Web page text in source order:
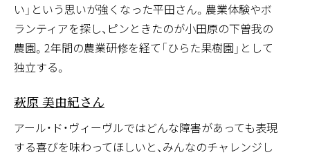
い」という思いが強くなった平田さん。農業体験やボ
ランティアを探し、ピンときたのが小田原の下曽我の
農園。2年間の農業研修を経て「ひらた果樹園」として
独立する。
働く人々
萩原 美由紀さん
アール・ド・ヴィーヴルではどんな障害があっても表現
する喜びを味わってほしいと、みんなのチャレンジし